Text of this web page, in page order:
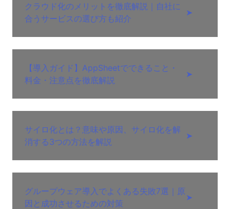
クラウド化のメリットを徹底解説｜自社に
合うサービスの選び方も紹介
➤
【導入ガイド】AppSheetでできること・
料金・注意点を徹底解説
➤
サイロ化とは？意味や原因、サイロ化を解
消する3つの方法を解説
➤
グループウェア導入でよくある失敗7選｜原
因と成功させるための対策
➤